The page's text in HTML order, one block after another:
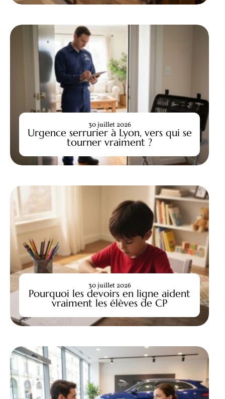
Urgence serrurier à Lyon, vers qui se
tourner vraiment ?
30 juillet 2026
Pourquoi les devoirs en ligne aident
vraiment les élèves de CP
30 juillet 2026